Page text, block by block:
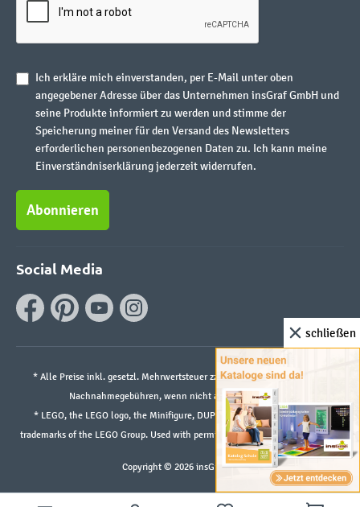
Ich erkläre mich einverstanden, per E-Mail unter oben
angegebener Adresse über das Unternehmen insGraf GmbH und
seine Produkte informiert zu werden und stimme der
Speicherung meiner für den Versand des Newsletters
erforderlichen personenbezogenen Daten zu. Ich kann meine
Einverständniserklärung jederzeit widerrufen.
Abonnieren
Social Media
* Alle Preise inkl. gesetzl. Mehrwertsteuer zzgl.Versandkostenund ggf.
Nachnahmegebühren, wenn nicht anders angegeben.
* LEGO, the LEGO logo, the Minifigure, DUPLO, and the SPIKE logo are
trademarks of the LEGO Group. Used with permission. ©2026 The LEGO Group
Copyright © 2026 insGraf.de
schließen